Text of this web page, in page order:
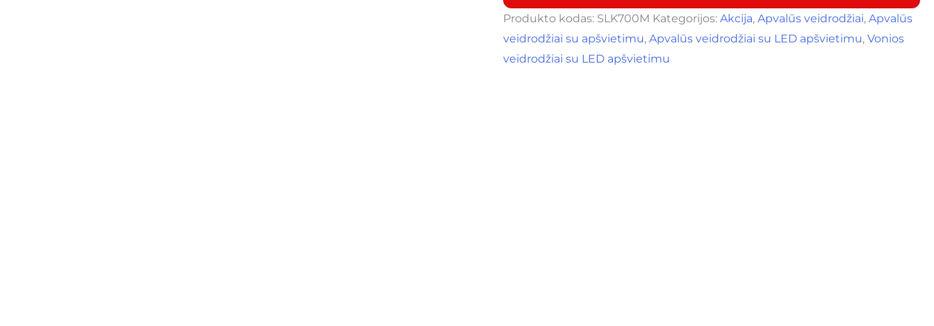
Produkto kodas: SLK700M Kategorijos:Akcija,Apvalūs veidrodžiai,Apvalūs
veidrodžiai su apšvietimu,Apvalūs veidrodžiai su LED apšvietimu,Vonios
veidrodžiai su LED apšvietimu